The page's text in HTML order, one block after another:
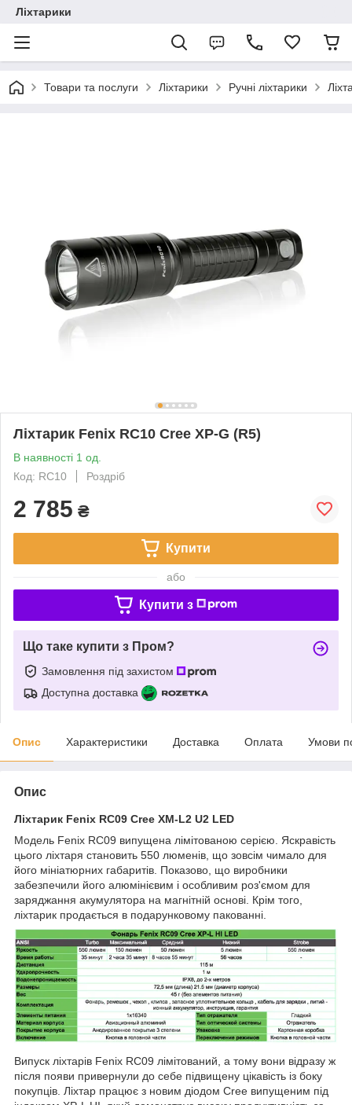
Ліхтарики
Товари та послуги Ліхтарики Ручні ліхтарики
Ліхтарик Fenix RC10 Cree XP-G (R5)
В наявності 1 од.
Код: RC10
Роздріб
2 785 ₴
Купити
або
Купити з
Що таке купити з Пром?
Замовлення під захистом
Доступна доставка
Опис Характеристики Доставка Оплата Умови
Опис
Ліхтарик Fenix RC09 Cree XM-L2 U2 LED
Модель Fenix RC09 випущена лімітованою серією. Яскравість
цього ліхтаря становить 550 люменів, що зовсім чимало для
його мініатюрних габаритів. Показово, що виробники
забезпечили його алюмінієвим і особливим роз'ємом для
заряджання акумулятора на магнітній основі. Крім того,
ліхтарик продається в подарунковому пакованні.
Випуск ліхтарів Fenix RC09 лімітований, а тому вони відразу ж
після появи привернули до себе підвищену цікавість із боку
покупців. Ліхтар працює з новим діодом Cree випущеним під